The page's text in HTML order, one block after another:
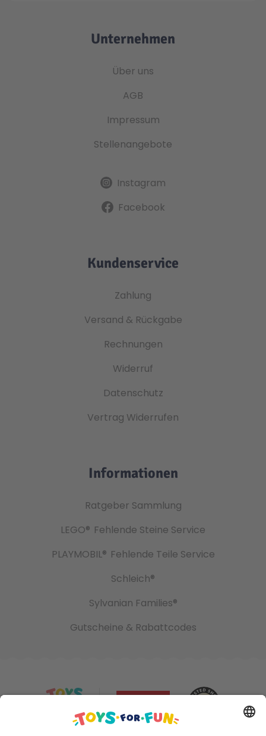
Unternehmen
Über uns
AGB
Impressum
Stellenangebote
Instagram
Facebook
Kundenservice
Zahlung
Versand & Rückgabe
Rechnungen
Widerruf
Datenschutz
Vertrag Widerrufen
Informationen
Ratgeber Sammlung
LEGO® Fehlende Steine Service
PLAYMOBIL® Fehlende Teile Service
Schleich®
Sylvanian Families®
Gutscheine & Rabattcodes